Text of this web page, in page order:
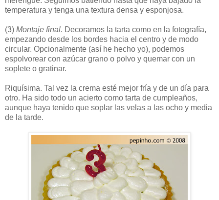
temperatura y tenga una textura densa y esponjosa.
(3) Montaje final. Decoramos la tarta como en la fotografía,
empezando desde los bordes hacia el centro y de modo
circular. Opcionalmente (así he hecho yo), podemos
espolvorear con azúcar grano o polvo y quemar con un
soplete o gratinar.
Riquísima. Tal vez la crema esté mejor fría y de un día para
otro. Ha sido todo un acierto como tarta de cumpleaños,
aunque haya tenido que soplar las velas a las ocho y media
de la tarde.